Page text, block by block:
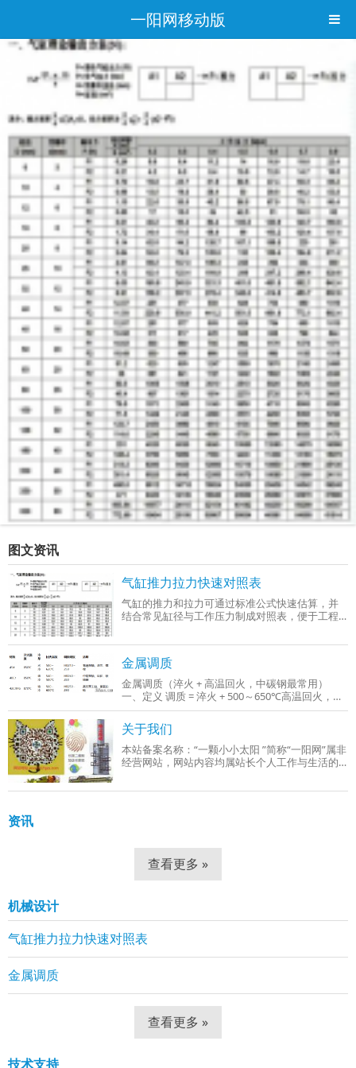
一阳网移动版
图文资讯
气缸推力拉力快速对照表
气缸的推力和拉力可通过标准公式快速估算，并
结合常见缸径与工作压力制成对照表，便于工程
力0.4–0.6 MPa）整理的‌气缸推力与拉力快
金属调质
金属调质（淬火 + 高温回火，中碳钢最常用）
一、定义 调质 = 淬火 + 500～650℃高温回火，只
适用于中碳钢、中碳合金钢（C：0.3%～0.5%），
成品组织：回火索氏体（铁素体 + 细小球状碳
关于我们
本站备案名称：“一颗小小太阳 ”简称“一阳网”属非
经营网站，网站内容均属站长个人工作与生活的
制、网站组建等。
资讯
查看更多 »
机械设计
气缸推力拉力快速对照表
金属调质
查看更多 »
技术支持